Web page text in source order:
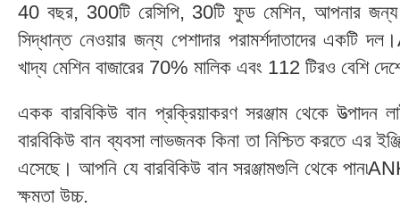
40 বছর, 300টি রেসিপি, 30টি ফুড মেশিন, আপনার জন্য
সিদ্ধান্ত নেওয়ার জন্য পেশাদার পরামর্শদাতাদের একটি
খাদ্য মেশিন বাজারের 70% মালিক এবং 112 টিরও বেশি
একক বারবিকিউ বান প্রক্রিয়াকরণ সরঞ্জাম থেকে
বারবিকিউ বান ব্যবসা লাভজনক কিনা তা নিশ্চিত করতে এর
এসেছে। আপনি যে বারবিকিউ বান সরঞ্জামগুলি থেকে
ক্ষমতা উচ্চ.